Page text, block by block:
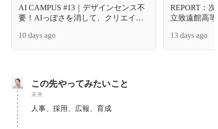
AI CAMPUS #13｜デザインセンス不
要！AIっぽさを消して、クリエイテ
10 days ago
REPORT：
立致遠館高
へ、IT業界
した。
13 days ago
この先やってみたいこと
未来
人事、採用、広報、育成